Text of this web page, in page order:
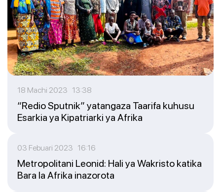
18 Machi 2023 13:38
“Redio Sputnik” yatangaza Taarifa kuhusu
Esarkia ya Kipatriarki ya Afrika
03 Febuari 2023 16:16
Metropolitani Leonid: Hali ya Wakristo katika
Bara la Afrika inazorota